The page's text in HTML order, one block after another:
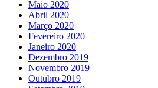
Maio 2020
Abril 2020
Março 2020
Fevereiro 2020
Janeiro 2020
Dezembro 2019
Novembro 2019
Outubro 2019